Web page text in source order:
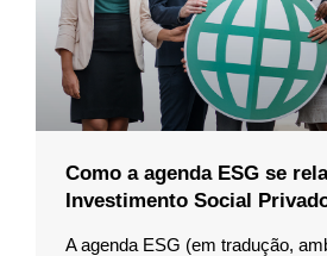
Como a agenda ESG se
Investimento Social
A agenda ESG (em tradução,